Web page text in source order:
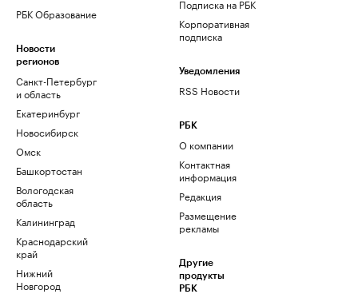
РБК Образование
Новости
регионов
Санкт-Петербург
и область
Екатеринбург
Новосибирск
Омск
Башкортостан
Вологодская
область
Калининград
Краснодарский
край
Нижний
Новгород
Подписка на РБК
Корпоративная
подписка
Уведомления
RSS Новости
РБК
О компании
Контактная
информация
Редакция
Размещение
рекламы
Другие
продукты
РБК